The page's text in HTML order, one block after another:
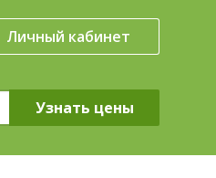
Личный кабинет